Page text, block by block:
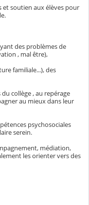
et soutien aux élèves pour
des problèmes de
, mal être),
familiale...), des
collège , au repérage
au mieux dans leur
psychosociales
serein.
médiation,
les orienter vers des